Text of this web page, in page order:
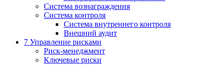
Система вознаграждения
Система контроля
Система внутреннего контроля
Внешний аудит
7 Управление рисками
Риск-менеджмент
Ключевые риски